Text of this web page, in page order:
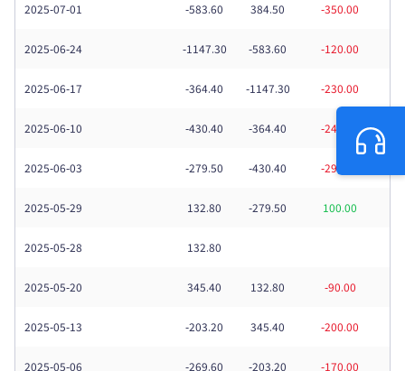
2025-07-01 -583.60 384.50 -350.00
2025-06-24 -1147.30 -583.60 -120.00
2025-06-17 -364.40 -1147.30 -230.00
2025-06-10 -430.40 -364.40 -240.00
2025-06-03 -279.50 -430.40 -290.00
2025-05-29 132.80 -279.50 100.00
2025-05-28 132.80
2025-05-20 345.40 132.80 -90.00
2025-05-13 -203.20 345.40 -200.00
2025-05-06 -269.60 -203.20 -170.00